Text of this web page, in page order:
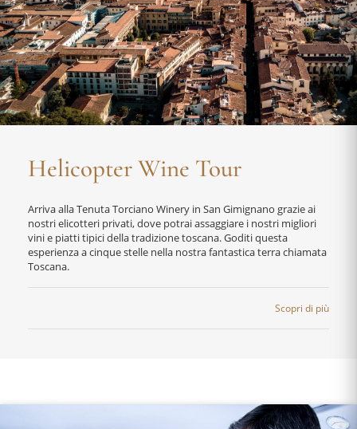
Helicopter Wine Tour
Arriva alla Tenuta Torciano Winery in San Gimignano grazie ai
nostri elicotteri privati, dove potrai assaggiare i nostri migliori
vini e piatti tipici della tradizione toscana. Goditi questa
esperienza a cinque stelle nella nostra fantastica terra chiamata
Toscana.
Scopri di più